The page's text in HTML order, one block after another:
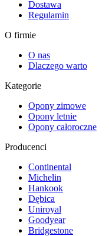
Dostawa
Regulamin
O firmie
O nas
Dlaczego warto
Kategorie
Opony zimowe
Opony letnie
Opony całoroczne
Producenci
Continental
Michelin
Hankook
Dębica
Uniroyal
Goodyear
Bridgestone